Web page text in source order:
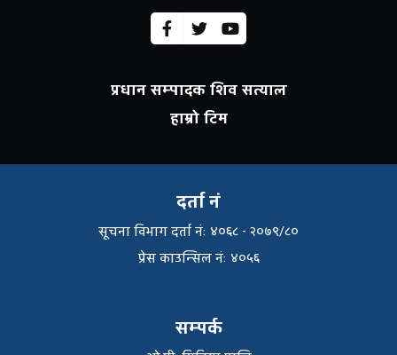
प्रधान सम्पादक शिव सत्याल
हाम्रो टिम
दर्ता नं
सूचना विभाग दर्ता नंः ४०६८ - २०७९/८०
प्रेस काउन्सिल नंः ४०५६
सम्पर्क